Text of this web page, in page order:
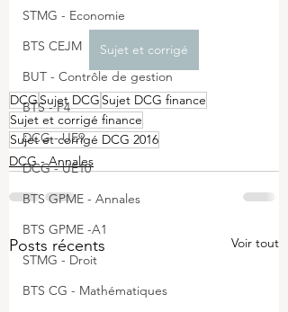
STMG - Economie
BTS CEJM
BUT - Contrôle de gestion
BTS - P4
DCG - UE9
DCG - UE10
BTS GPME - Annales
BTS GPME -A1
STMG - Droit
BTS CG - Mathématiques
Sujet et corrigé
DCGSujet DCG Sujet DCG finance
Sujet et corrigé finance
Sujet et corrigé DCG 2016
DCG - Annales
Posts récents Voir tout